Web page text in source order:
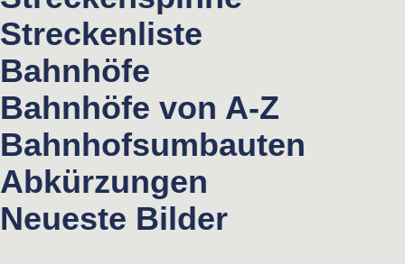
Streckenliste
Bahnhöfe
Bahnhöfe von A-Z
Bahnhofsumbauten
Abkürzungen
Neueste Bilder